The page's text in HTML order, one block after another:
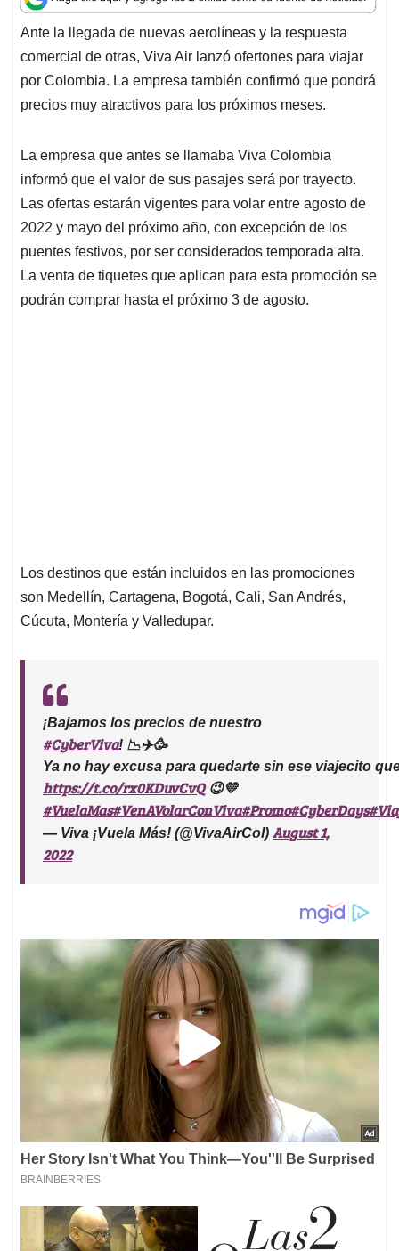
t
s
A
p
p
e
b
o
o
k
k
e
d
I
n
i
l
e
a
d
s
Ante la llegada de nuevas aerolíneas y la respuesta
comercial de otras, Viva Air lanzó ofertones para viajar
por Colombia. La empresa también confirmó que pondrá
precios muy atractivos para los próximos meses.
La empresa que antes se llamaba Viva Colombia
informó que el valor de sus pasajes será por trayecto.
Las ofertas estarán vigentes para volar entre agosto de
2022 y mayo del próximo año, con excepción de los
puentes festivos, por ser considerados temporada alta.
La venta de tiquetes que aplican para esta promoción se
podrán comprar hasta el próximo 3 de agosto.
Los destinos que están incluidos en las promociones
son Medellín, Cartagena, Bogotá, Cali, San Andrés,
Cúcuta, Montería y Valledupar.
¡Bajamos los precios de nuestro
#CyberViva! 📉✈️🥳
Ya no hay excusa para quedarte sin ese viajecito
https://t.co/rx0KDuvCvQ😉💛
#VuelaMas#VenAVolarConViva#Promo#CyberDays
— Viva ¡Vuela Más! (@VivaAirCol) August 1,
2022